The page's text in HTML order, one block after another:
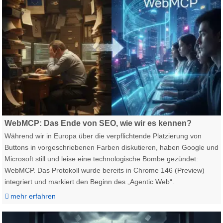
WebMCP Bürokratie Fortschritt Website SEO AEO KI
WebMCP: Das Ende von SEO, wie wir es kennen?
Während wir in Europa über die verpflichtende Platzierung von
Buttons in vorgeschriebenen Farben diskutieren, haben Google und
Microsoft still und leise eine technologische Bombe gezündet:
WebMCP. Das Protokoll wurde bereits in Chrome 146 (Preview)
integriert und markiert den Beginn des „Agentic Web“.
mehr erfahren